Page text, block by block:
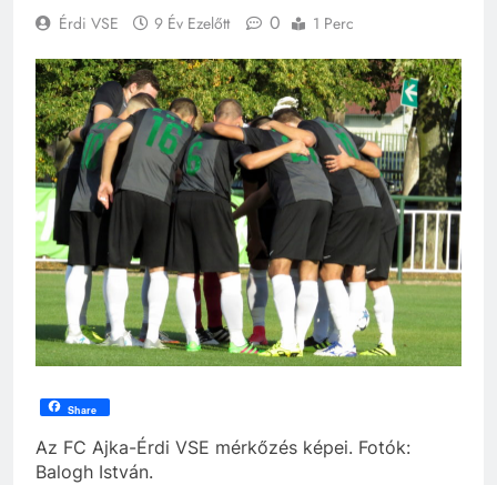
Érdi VSE 9 Év Ezelőtt 0 1 Perc
Share
Az FC Ajka-Érdi VSE mérkőzés képei. Fotók:
Balogh István.